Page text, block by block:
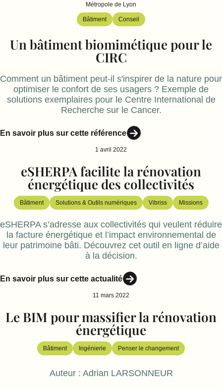
Métropole de Lyon
Bâtiment Conseil
Un bâtiment biomimétique pour le
CIRC
Comment un bâtiment peut-il s'inspirer de la nature pour
optimiser le confort de ses usagers ? Exemple de
solutions exemplaires pour le Centre International de
Recherche sur le Cancer.
En savoir plus sur cette référence
1 avril 2022
eSHERPA facilite la rénovation
énergétique des collectivités
Bâtiment Solutions & Outils numériques Vibriss Missions
eSHERPA s’adresse aux collectivités qui veulent réduire
la facture énergétique et l’impact environnemental de
leur patrimoine bâti. Découvrez cet outil en ligne d’aide
à la décision.
En savoir plus sur cette actualité
11 mars 2022
Le BIM pour massifier la rénovation
énergétique
Bâtiment Ingénierie Penser le changement
Auteur : Adrian LARSONNEUR